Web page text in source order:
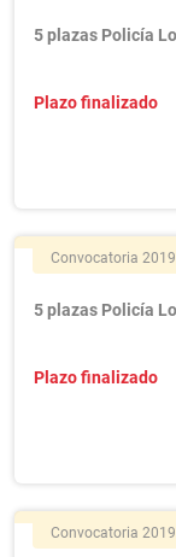
5 plazas Policía
Plazo finalizado
Convocatoria 2019
5 plazas Policía
Plazo finalizado
Convocatoria 2019